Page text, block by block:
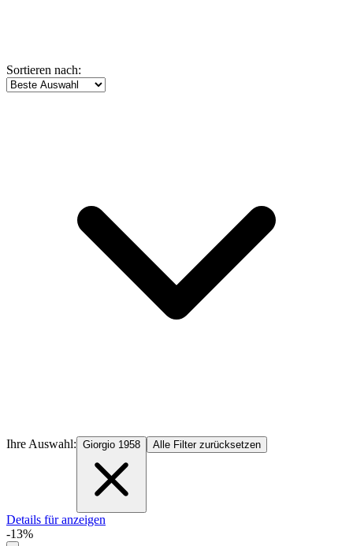
Sortieren nach:
Ihre Auswahl: Giorgio 1958 Alle Filter zurücksetzen
Details für anzeigen
-13%